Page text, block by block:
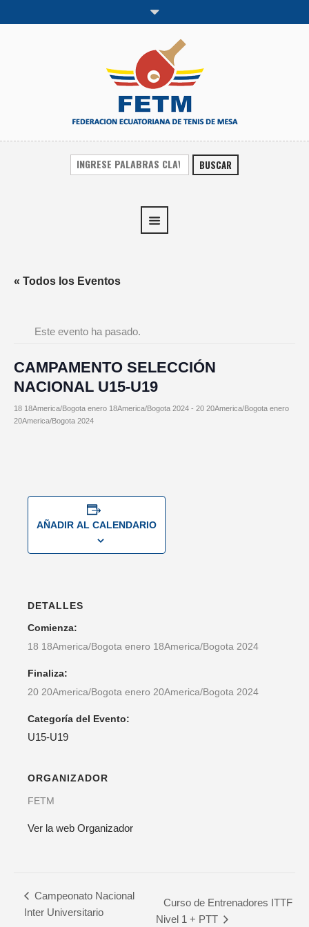
BUSCAR
« Todos los Eventos
Este evento ha pasado.
CAMPAMENTO SELECCIÓN
NACIONAL U15-U19
18 18America/Bogota enero 18America/Bogota 2024 - 20 20America/Bogota enero
20America/Bogota 2024
AÑADIR AL CALENDARIO
DETALLES
Comienza:
18 18America/Bogota enero 18America/Bogota 2024
Finaliza:
20 20America/Bogota enero 20America/Bogota 2024
Categoría del Evento:
U15-U19
ORGANIZADOR
FETM
Ver la web Organizador
Campeonato Nacional
Inter Universitario
Curso de Entrenadores ITTF
Nivel 1 + PTT